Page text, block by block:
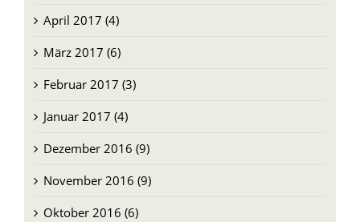
April 2017 (4)
März 2017 (6)
Februar 2017 (3)
Januar 2017 (4)
Dezember 2016 (9)
November 2016 (9)
Oktober 2016 (6)